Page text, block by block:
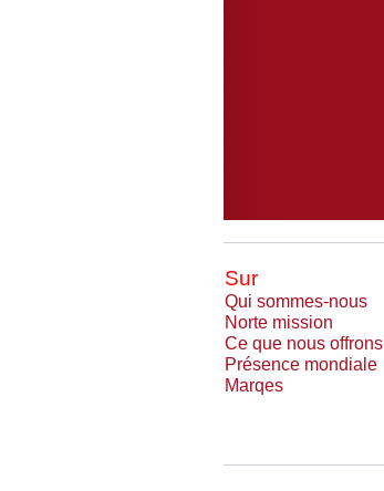
Sur
Qui sommes-nous
Norte mission
Ce que nous offrons
Présence mondiale
Marqes